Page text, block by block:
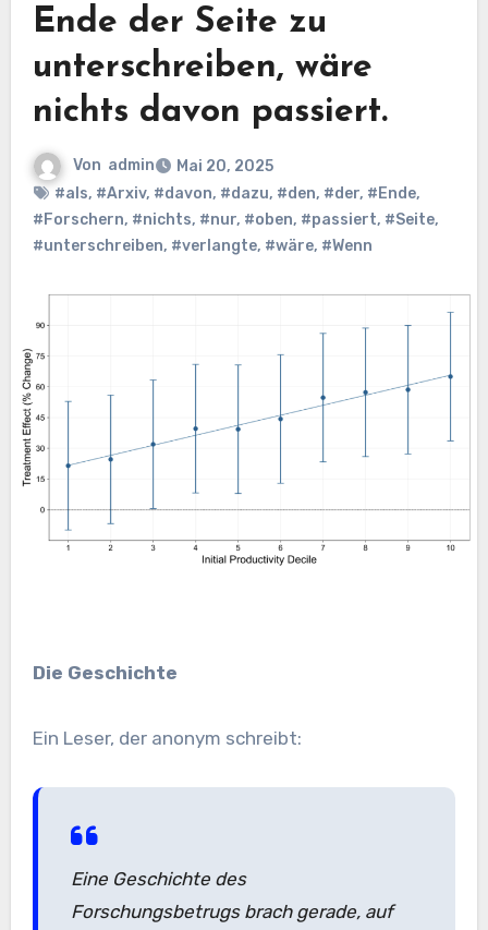
Ende der Seite zu
unterschreiben, wäre
nichts davon passiert.
Von admin
Mai 20, 2025
#als, #Arxiv, #davon, #dazu, #den, #der, #Ende,
#Forschern, #nichts, #nur, #oben, #passiert, #Seite,
#unterschreiben, #verlangte, #wäre, #Wenn
Die Geschichte
Ein Leser, der anonym schreibt:
Eine Geschichte des
Forschungsbetrugs brach gerade, auf